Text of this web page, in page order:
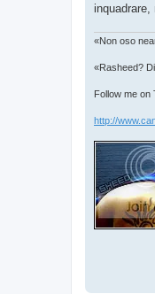
i
«Non oso
«Rasheed?
Follow me on
http://